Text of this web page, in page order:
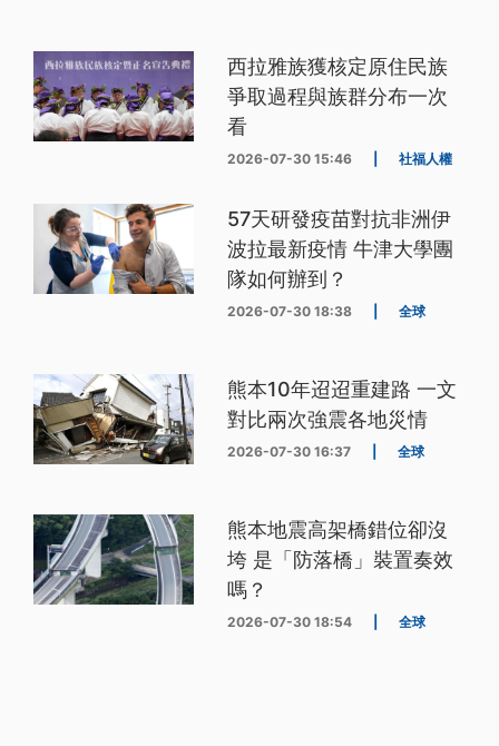
西拉雅族獲核定原住民族
爭取過程與族群分布一次
看
2026-07-30 15:46 社福人權
57天研發疫苗對抗非洲伊
波拉最新疫情 牛津大學團
隊如何辦到？
2026-07-30 18:38 全球
熊本10年迢迢重建路 一文
對比兩次強震各地災情
2026-07-30 16:37 全球
熊本地震高架橋錯位卻沒
垮 是「防落橋」裝置奏效
嗎？
2026-07-30 18:54 全球